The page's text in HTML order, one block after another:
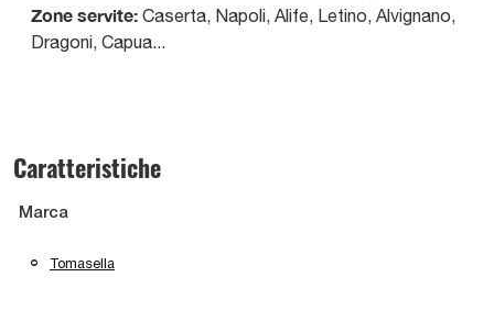
Zone servite: Caserta, Napoli, Alife, Letino, Alvignano,
Dragoni, Capua...
Caratteristiche
Marca
Tomasella